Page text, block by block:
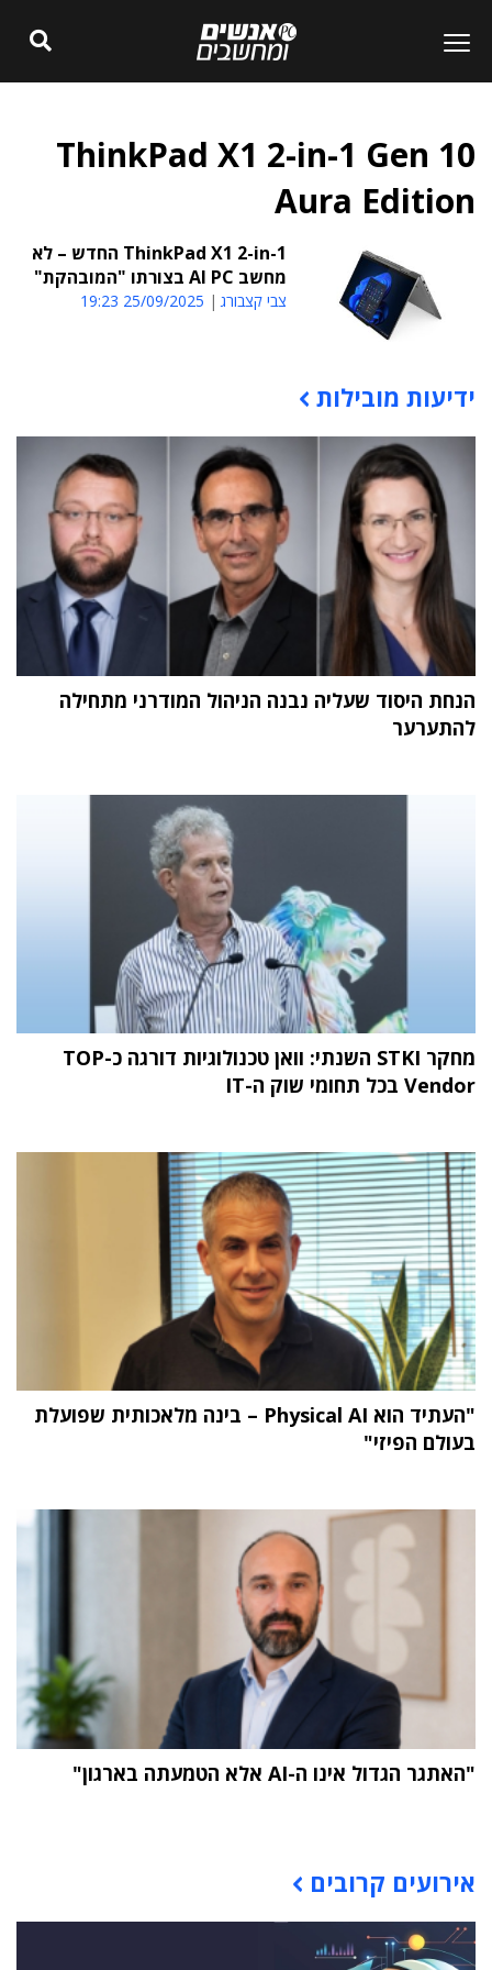
ThinkPad X1 2-in-1 Gen 10
Aura Edition
ThinkPad X1 2-in-1 החדש – לא
מחשב AI PC בצורתו "המובהקת"
צבי קצבורג 25/09/2025 19:23
תוכן פרסומי
ידיעות מובילות
הנחת היסוד שעליה נבנה הניהול המודרני מתחילה
להתערער
מחקר STKI השנתי: וואן טכנולוגיות דורגה כ-TOP
Vendor בכל תחומי שוק ה-IT
"העתיד הוא Physical AI – בינה מלאכותית שפועלת
בעולם הפיזי"
"האתגר הגדול אינו ה-AI אלא הטמעתה בארגון"
אירועים קרובים